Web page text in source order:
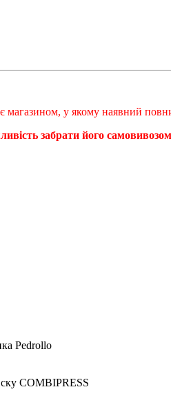
магазином, у якому наявний
забрати його
Pedrollo
COMBIPRESS